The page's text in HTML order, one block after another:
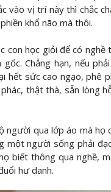
vào vị trí này thì chắc
khổ não mà thôi.
con học giỏi để có
gốc. Chẳng hạn, nếu
hết sức cao ngạo, phê
thật thà, sẵn lòng
qua lớp áo mà họ
một người sống phải
biết thông qua nghề,
hư danh.